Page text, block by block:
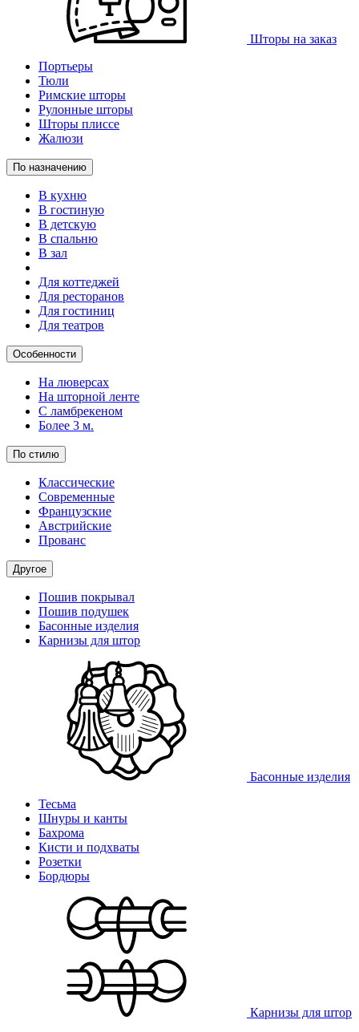
Шторы на заказ
Портьеры
Тюли
Римские шторы
Рулонные шторы
Шторы плиссе
Жалюзи
По назначению
В кухню
В гостиную
В детскую
В спальню
В зал
Для коттеджей
Для ресторанов
Для гостиниц
Для театров
Особенности
На люверсах
На шторной ленте
С ламбрекеном
Более 3 м.
По стилю
Классические
Современные
Французские
Австрийские
Прованс
Другое
Пошив покрывал
Пошив подушек
Басонные изделия
Карнизы для штор
Басонные изделия
Тесьма
Шнуры и канты
Бахрома
Кисти и подхваты
Розетки
Бордюры
Карнизы для штор